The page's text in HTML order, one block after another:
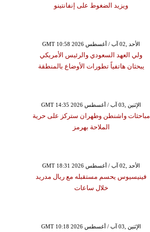
ويزيد الضغوط على إنفانتينو
GMT 10:58 2026 الأحد ,02 آب / أغسطس
ولي العهد السعودي والرئيس الأمريكي
يبحثان هاتفياً تطورات الأوضاع بالمنطقة
GMT 14:35 2026 الإثنين ,03 آب / أغسطس
مباحثات واشنطن وطهران ستركز على حرية
الملاحة بهرمز
GMT 18:31 2026 الأحد ,02 آب / أغسطس
فينيسيوس يحسم مستقبله مع ريال مدريد
خلال ساعات
GMT 10:18 2026 الإثنين ,03 آب / أغسطس